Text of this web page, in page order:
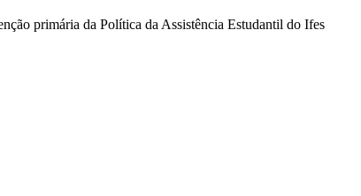
primária da Política da Assistência Estudantil do Ifes